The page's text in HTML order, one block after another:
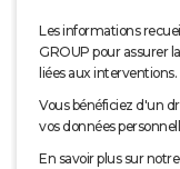
Les informations
GROUP pour assurer
liées aux interventions.
Vous bénéficiez d'un
vos données
En savoir plus sur notre